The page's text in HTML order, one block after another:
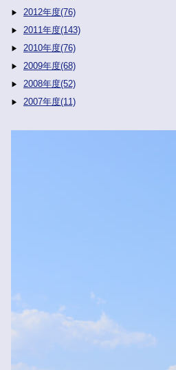
2012年度(76)
2011年度(143)
2010年度(76)
2009年度(68)
2008年度(52)
2007年度(11)